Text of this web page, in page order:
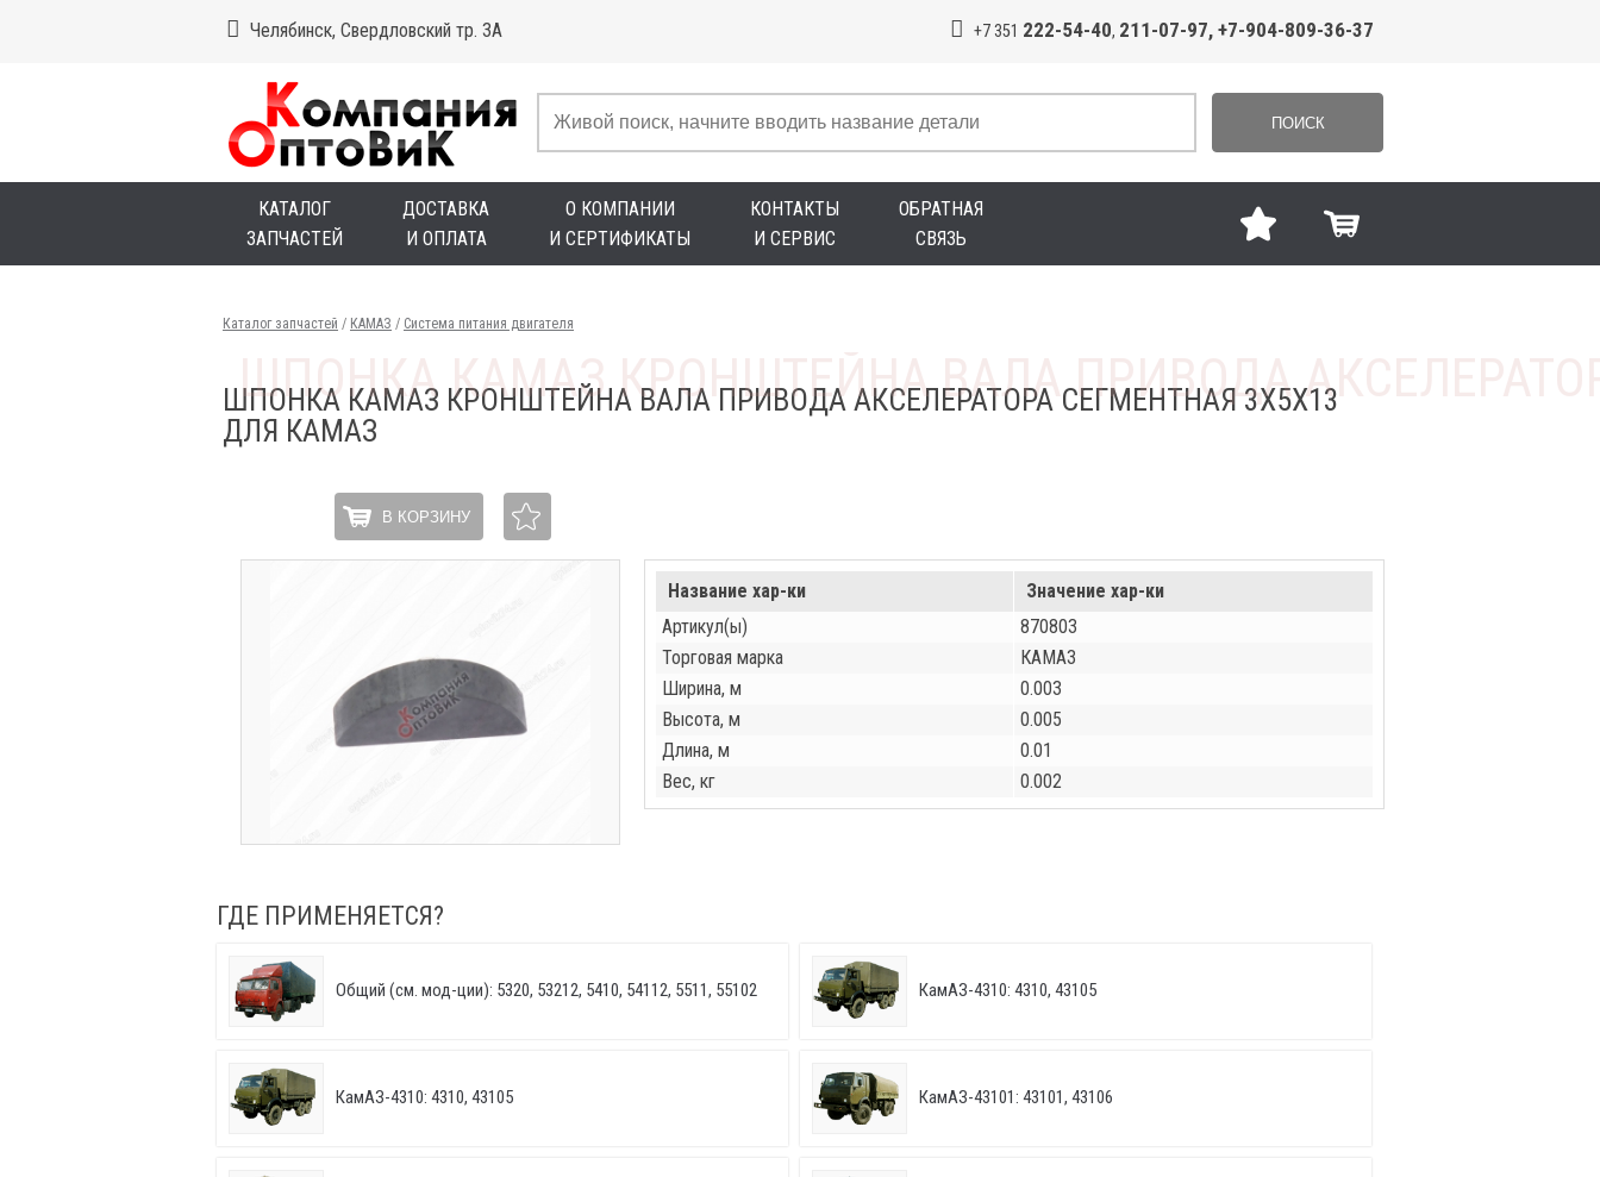
Челябинск, Свердловский тр. 3А +7 351 222-54-40, 211-07-97, +7-904-809-36-37
ПОИСК
КАТАЛОГ
ЗАПЧАСТЕЙ
ДОСТАВКА
И ОПЛАТА
О КОМПАНИИ
И СЕРТИФИКАТЫ
КОНТАКТЫ
И СЕРВИС
ОБРАТНАЯ
СВЯЗЬ
Каталог запчастей / КАМАЗ / Система питания двигателя
ШПОНКА КАМАЗ КРОНШТЕЙНА ВАЛА ПРИВОДА АКСЕЛЕРАТОРА СЕГМЕНТНАЯ 3Х5Х13
ДЛЯ КАМАЗ
В КОРЗИНУ
Название хар-ки
Значение хар-ки
Артикул(ы)
870803
Торговая марка
КАМАЗ
Ширина, м
0.003
Высота, м
0.005
Длина, м
0.01
Вес, кг
0.002
ГДЕ ПРИМЕНЯЕТСЯ?
Общий (см. мод-ции): 5320, 53212, 5410, 54112, 5511, 55102 КамАЗ-4310: 4310, 43105
КамАЗ-4310: 4310, 43105 КамАЗ-43101: 43101, 43106